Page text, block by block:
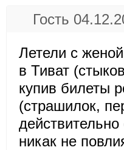
Гость
Летели с
в Тиват
купив билеты
(страшилок,
никак не